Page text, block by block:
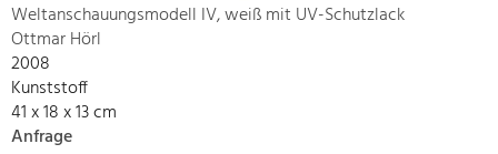
Weltanschauungsmodell IV, weiß mit UV-Schutzlack
Ottmar Hörl
2008
Kunststoff
41 x 18 x 13 cm
Anfrage